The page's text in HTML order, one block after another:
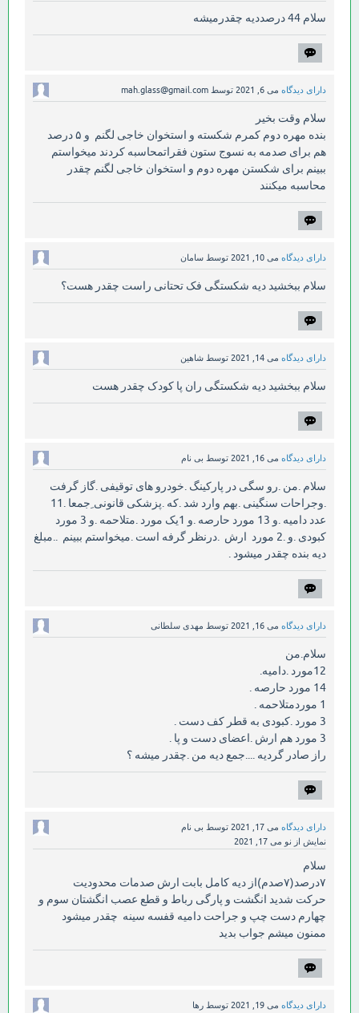
سلام 44 درصددیه چقدرمیشه
دارای دیدگاه می 6, 2021 توسط mah.glass@gmail.com
سلام وقت بخیر
بنده مهره دوم کمرم شکسته و استخوان خاجی لگنم و ۵ درصد
هم برای صدمه به نسوج ستون فقراتمحاسبه کردند میخواستم
ببینم برای شکستن مهره دوم و استخوان خاجی لگنم چقدر
محاسبه میکنند
دارای دیدگاه می 10, 2021 توسط سامان
سلام ببخشید دیه شکستگی فک تحتانی راست چقدر هست؟
دارای دیدگاه می 14, 2021 توسط شاهین
سلام ببخشید دیه شکستگی ران پا کودک چقدر هست
دارای دیدگاه می 16, 2021 توسط بی نام
سلام .من .رو سگی در پارکینگ .خودرو های توقیفی .گاز گرفت
.وجراحات سنگینی .بهم وارد شد .که .پزشکی قانونی ِجمعا .11
عدد دامیه .و 13 مورد حارصه .و 1یک مورد .متلاحمه .و 3 مورد
کبودی .و .2 مورد ارش .درنظر گرفه است .میخواستم ببینم ..مبلغ
دیه بنده چقدر میشود .
دارای دیدگاه می 16, 2021 توسط مهدی سلطانی
سلام.من
12مورد .دامیه.
14 مورد حارصه .
1 موردمتلاحمه .
3 مورد .کبودی به قطر کف دست .
3 مورد هم ارش .اعضای دست و پا .
راز صادر گردیه ....جمع دیه من .چقدر میشه ؟
دارای دیدگاه می 17, 2021 توسط بی نام
نمایش از نو می 17, 2021
سلام
۷درصد(۷صدم)از دیه کامل بابت ارش صدمات محدودیت
حرکت شدید انگشت و پارگی رباط و قطع عصب انگشتان سوم و
چهارم دست چپ و جراحت دامیه قفسه سینه چقدر میشود
ممنون میشم جواب بدید
دارای دیدگاه می 19, 2021 توسط رها